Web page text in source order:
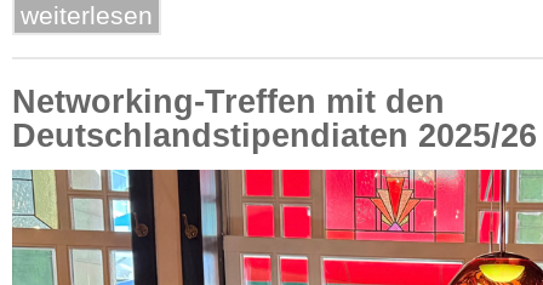
weiterlesen
Networking-Treffen mit den
Deutschlandstipendiaten 2025/26